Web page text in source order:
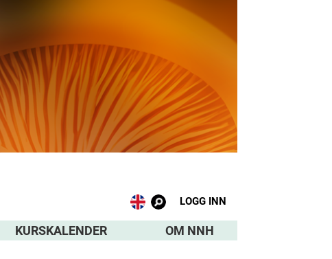
LOGG INN
KURSKALENDER OM NNH